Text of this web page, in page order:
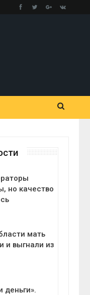
но качество
мать
и выгнали из
деньги».